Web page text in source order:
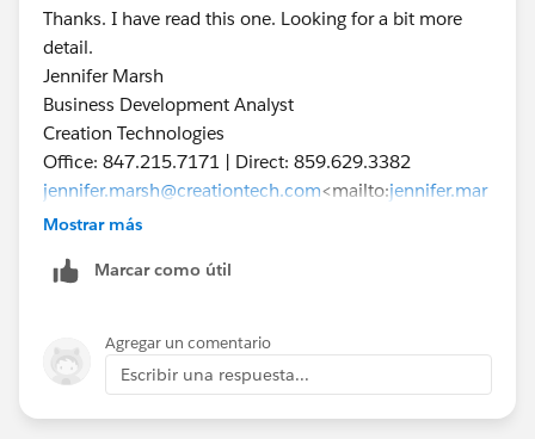
Thanks. I have read this one. Looking for a bit more
detail.
Jennifer Marsh
Business Development Analyst
Creation Technologies
Office: 847.215.7171 | Direct: 859.629.3382
jennifer.marsh@creationtech.com<mailto:jennifer.mar
sh@creationtech.com
Take care of yourself and others. Creation COVID-19
Response<
https://www.creationtech.com/covid19-response/>
Mostrar más
Marcar como útil
Agregar un comentario
Escribir una respuesta...